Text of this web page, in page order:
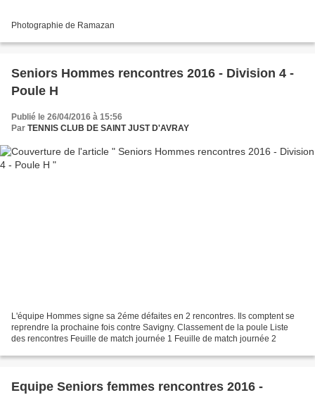
Photographie de Ramazan
Seniors Hommes rencontres 2016 - Division 4 -
Poule H
Publié le 26/04/2016 à 15:56
Par TENNIS CLUB DE SAINT JUST D'AVRAY
L'équipe Hommes signe sa 2éme défaites en 2 rencontres. Ils comptent se
reprendre la prochaine fois contre Savigny. Classement de la poule Liste
des rencontres Feuille de match journée 1 Feuille de match journée 2
Equipe Seniors femmes rencontres 2016 -